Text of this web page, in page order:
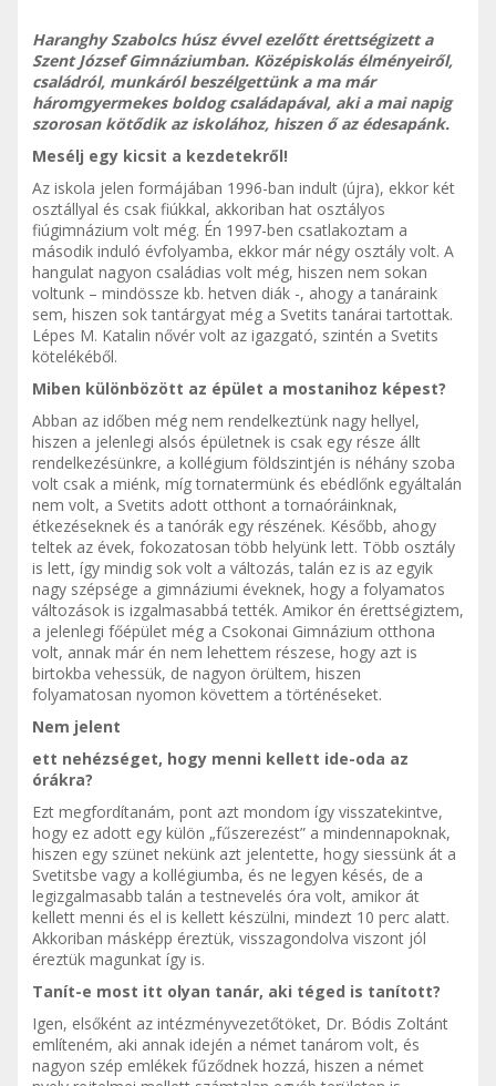
Haranghy Szabolcs húsz évvel ezelőtt érettségizett a
Szent József Gimnáziumban. Középiskolás élményeiről,
családról, munkáról beszélgettünk a ma már
háromgyermekes boldog családapával, aki a mai napig
szorosan kötődik az iskolához, hiszen ő az édesapánk.
Mesélj egy kicsit a kezdetekről!
Az iskola jelen formájában 1996-ban indult (újra), ekkor két
osztállyal és csak fiúkkal, akkoriban hat osztályos
fiúgimnázium volt még. Én 1997-ben csatlakoztam a
második induló évfolyamba, ekkor már négy osztály volt. A
hangulat nagyon családias volt még, hiszen nem sokan
voltunk – mindössze kb. hetven diák -, ahogy a tanáraink
sem, hiszen sok tantárgyat még a Svetits tanárai tartottak.
Lépes M. Katalin nővér volt az igazgató, szintén a Svetits
kötelékéből.
Miben különbözött az épület a mostanihoz képest?
Abban az időben még nem rendelkeztünk nagy hellyel,
hiszen a jelenlegi alsós épületnek is csak egy része állt
rendelkezésünkre, a kollégium földszintjén is néhány szoba
volt csak a miénk, míg tornatermünk és ebédlőnk egyáltalán
nem volt, a Svetits adott otthont a tornaóráinknak,
étkezéseknek és a tanórák egy részének. Később, ahogy
teltek az évek, fokozatosan több helyünk lett. Több osztály
is lett, így mindig sok volt a változás, talán ez is az egyik
nagy szépsége a gimnáziumi éveknek, hogy a folyamatos
változások is izgalmasabbá tették. Amikor én érettségiztem,
a jelenlegi főépület még a Csokonai Gimnázium otthona
volt, annak már én nem lehettem részese, hogy azt is
birtokba vehessük, de nagyon örültem, hiszen
folyamatosan nyomon követtem a történéseket.
Nem jelent
ett nehézséget, hogy menni kellett ide-oda az
órákra?
Ezt megfordítanám, pont azt mondom így visszatekintve,
hogy ez adott egy külön „fűszerezést” a mindennapoknak,
hiszen egy szünet nekünk azt jelentette, hogy siessünk át a
Svetitsbe vagy a kollégiumba, és ne legyen késés, de a
legizgalmasabb talán a testnevelés óra volt, amikor át
kellett menni és el is kellett készülni, mindezt 10 perc alatt.
Akkoriban másképp éreztük, visszagondolva viszont jól
éreztük magunkat így is.
Tanít-e most itt olyan tanár, aki téged is tanított?
Igen, elsőként az intézményvezetőtöket, Dr. Bódis Zoltánt
említeném, aki annak idején a német tanárom volt, és
nagyon szép emlékek fűződnek hozzá, hiszen a német